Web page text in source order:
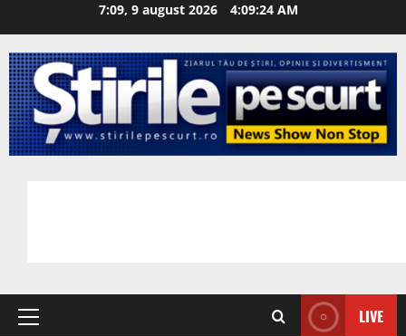
7:09, 9 august 2026 4:09:25 AM
Primary
LIVE